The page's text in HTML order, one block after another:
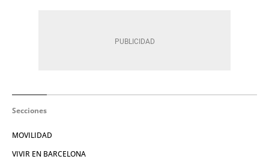
Secciones
MOVILIDAD
VIVIR EN BARCELONA